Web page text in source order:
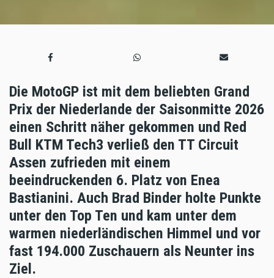
Die MotoGP ist mit dem beliebten Grand
Prix der Niederlande der Saisonmitte 2026
einen Schritt näher gekommen und Red
Bull KTM Tech3 verließ den TT Circuit
Assen zufrieden mit einem
beeindruckenden 6. Platz von Enea
Bastianini. Auch Brad Binder holte Punkte
unter den Top Ten und kam unter dem
warmen niederländischen Himmel und vor
fast 194.000 Zuschauern als Neunter ins
Ziel.